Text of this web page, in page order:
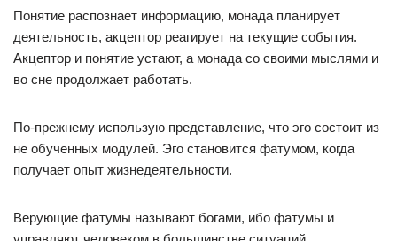
Понятие распознает информацию, монада планирует
деятельность, акцептор реагирует на текущие события.
Акцептор и понятие устают, а монада со своими мыслями и
во сне продолжает работать.
По-прежнему использую представление, что эго состоит из
не обученных модулей. Эго становится фатумом, когда
получает опыт жизнедеятельности.
Верующие фатумы называют богами, ибо фатумы и